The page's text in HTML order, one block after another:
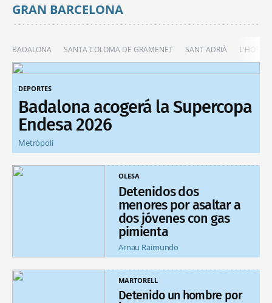
GRAN BARCELONA
BADALONA SANTA COLOMA DE GRAMENET SANT ADRIÀ
DEPORTES
Badalona acogerá la Supercopa
Endesa 2026
Metrópoli
OLESA
Detenidos dos
menores por asaltar a
dos jóvenes con gas
pimienta
Arnau Raimundo
MARTORELL
Detenido un hombre por